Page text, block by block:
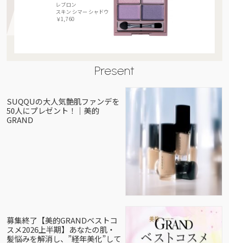
レブロン
スキン シマー シャドウ
￥1,760
Present
SUQQUの大人気艶肌ファンデを
50人にプレゼント！｜美的
GRAND
募集終了【美的GRANDベストコ
スメ2026上半期】あなたの肌・
髪悩みを解消し、”経年美化”して